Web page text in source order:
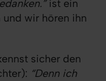
ist ein
wir hören ihn
sicher den
“Denn ich